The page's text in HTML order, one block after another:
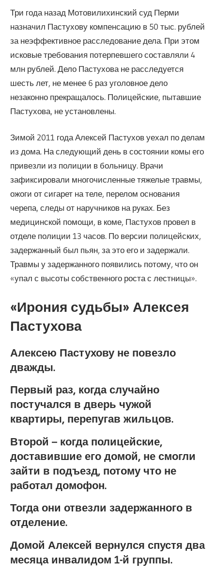
Три года назад Мотовилихинский суд Перми
назначил Пастухову компенсацию в 50 тыс. рублей
за неэффективное расследование дела. При этом
исковые требования потерпевшего составляли 4
млн рублей. Дело Пастухова не расследуется
шесть лет, не менее 6 раз уголовное дело
незаконно прекращалось. Полицейские, пытавшие
Пастухова, не установлены.
Зимой 2011 года Алексей Пастухов уехал по делам
из дома. На следующий день в состоянии комы его
привезли из полиции в больницу. Врачи
зафиксировали многочисленные тяжелые травмы,
ожоги от сигарет на теле, перелом основания
черепа, следы от наручников на руках. Без
медицинской помощи, в коме, Пастухов провел в
отделе полиции 13 часов. По версии полицейских,
задержанный был пьян, за это его и задержали.
Травмы у задержанного появились потому, что он
«упал с высоты собственного роста с лестницы».
«Ирония судьбы» Алексея
Пастухова
Алексею Пастухову не повезло
дважды.
Первый раз, когда случайно
постучался в дверь чужой
квартиры, перепугав жильцов.
Второй – когда полицейские,
доставившие его домой, не смогли
зайти в подъезд, потому что не
работал домофон.
Тогда они отвезли задержанного в
отделение.
Домой Алексей вернулся спустя два
месяца инвалидом 1-й группы.